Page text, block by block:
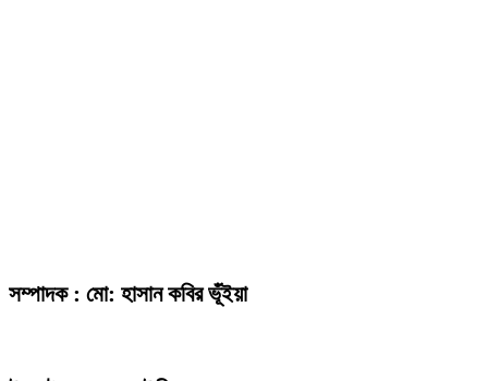
সম্পাদক : মো: হাসান কবির ভূঁইয়া